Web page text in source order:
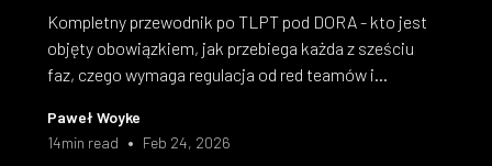
Kompletny przewodnik po TLPT pod DORA - kto jest
objęty obowiązkiem, jak przebiega każda z sześciu
faz, czego wymaga regulacja od red teamów i
przy wyborze partnera.
Paweł Woyke
14min read • Feb 24, 2026